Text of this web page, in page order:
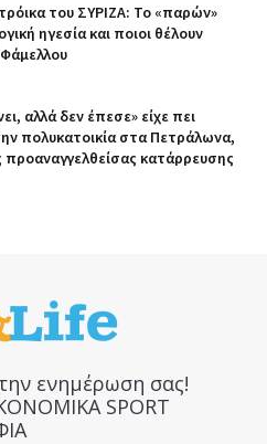
του ΣΥΡΙΖΑ: Το «παρών»
ηγεσία και ποιοι θέλουν
αλλά δεν έπεσε» είχε πει
πολυκατοικία στα Πετράλωνα,
προαναγγελθείσας κατάρρευσης
ενημέρωση σας!
SPORT